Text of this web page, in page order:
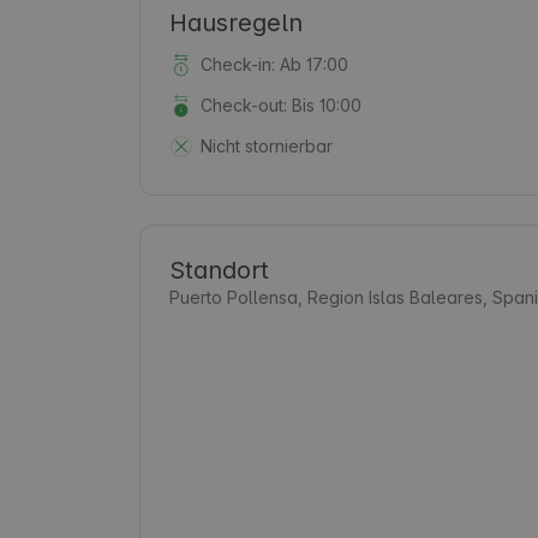
Hausregeln
Check-in: Ab 17:00
Check-out: Bis 10:00
Nicht stornierbar
Standort
Puerto Pollensa, Region Islas Baleares,